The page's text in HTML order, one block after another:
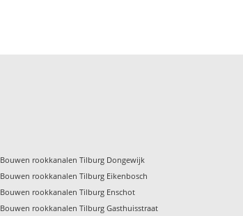
Bouwen rookkanalen Tilburg Dongewijk
Bouwen rookkanalen Tilburg Eikenbosch
Bouwen rookkanalen Tilburg Enschot
Bouwen rookkanalen Tilburg Gasthuisstraat